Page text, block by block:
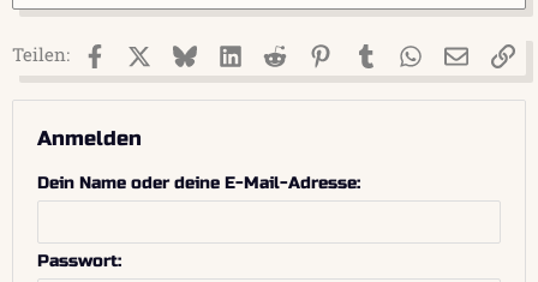
Teilen: FacebookX (Twitter)
BlueskyLinkedIn
Reddit PinterestTumblr WhatsApp
E-Mail
Anmelden
Dein Name oder deine E-Mail-Adresse
Passwort